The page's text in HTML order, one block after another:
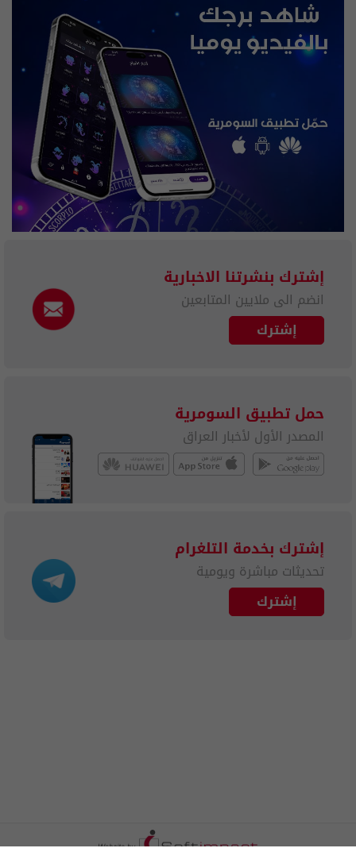
إشترك بنشرتنا الاخبارية
انضم الى ملايين المتابعين
إشترك
حمل تطبيق السومرية
المصدر الأول لأخبار العراق
إشترك بخدمة التلغرام
تحديثات مباشرة ويومية
إشترك